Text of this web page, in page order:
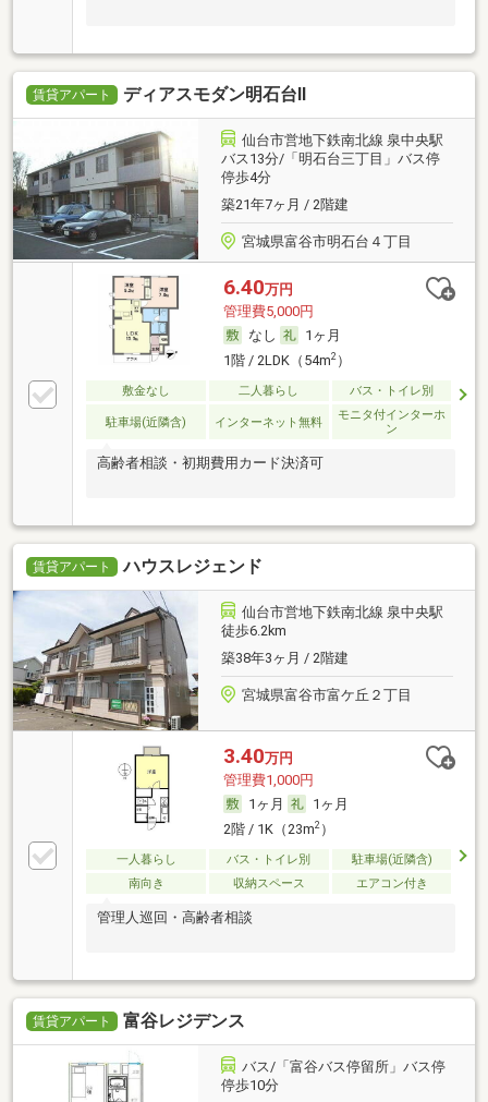
賃貸アパート ディアスモダン明石台Ⅱ
仙台市営地下鉄南北線 泉中央駅
バス13分/「明石台三丁目」バス停
停歩4分
築21年7ヶ月 / 2階建
宮城県富谷市明石台４丁目
6.40万円
管理費5,000円
なし
1ヶ月
1階 / 2LDK（54m2）
敷金なし 二人暮らし バス・トイレ別
駐車場(近隣含) インターネット無料
モニタ付インターホ
ン
高齢者相談・初期費用カード決済可
賃貸アパート ハウスレジェンド
仙台市営地下鉄南北線 泉中央駅
徒歩6.2km
築38年3ヶ月 / 2階建
宮城県富谷市富ケ丘２丁目
3.40万円
管理費1,000円
1ヶ月
1ヶ月
2階 / 1K（23m2）
一人暮らし バス・トイレ別
駐車場(近隣含)
南向き
収納スペース エアコン付き
管理人巡回・高齢者相談
賃貸アパート 富谷レジデンス
バス/「富谷バス停留所」バス停
停歩10分